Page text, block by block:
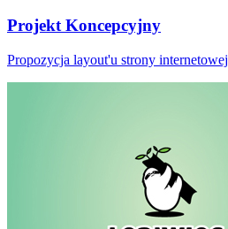
Projekt Koncepcyjny
Propozycja layout'u strony internetowej